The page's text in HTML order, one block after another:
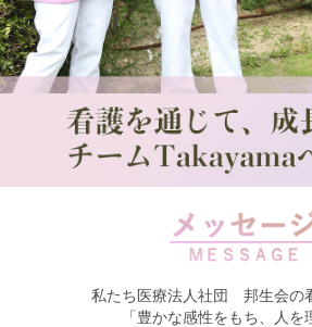
私たち医療法人社団 邦生会の
「豊かな感性をもち、人を